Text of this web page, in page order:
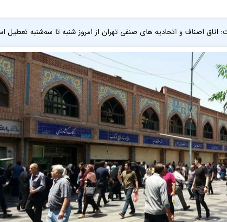
اتاق اصناف و اتحادیه های صنفی تهران از امروز شنبه تا سه‌شنبه تعطیل